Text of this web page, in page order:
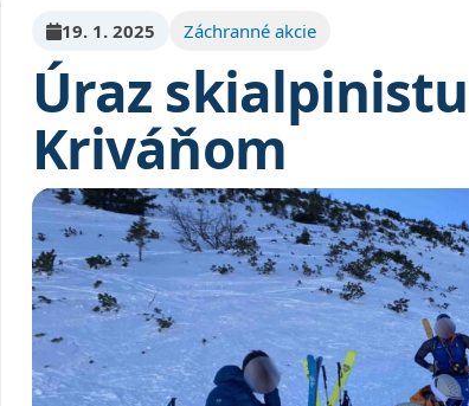
19. 1. 2025 Záchranné akcie
Úraz
Kriváňom